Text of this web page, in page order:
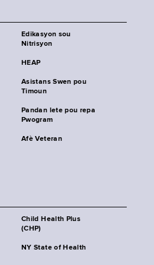
Edikasyon sou
Nitrisyon
HEAP
Asistans Swen pou
Timoun
Pandan lete pou repa
Pwogram
Afè Veteran
Child Health Plus
(CHP)
NY State of Health